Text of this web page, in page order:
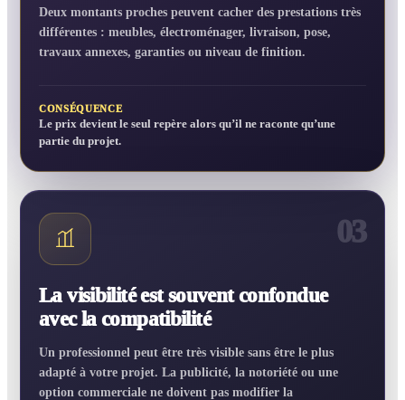
Deux montants proches peuvent cacher des prestations très
différentes : meubles, électroménager, livraison, pose,
travaux annexes, garanties ou niveau de finition.
CONSÉQUENCE
Le prix devient le seul repère alors qu’il ne raconte qu’une
partie du projet.
03
La visibilité est souvent confondue
avec la compatibilité
Un professionnel peut être très visible sans être le plus
adapté à votre projet. La publicité, la notoriété ou une
option commerciale ne doivent pas modifier la